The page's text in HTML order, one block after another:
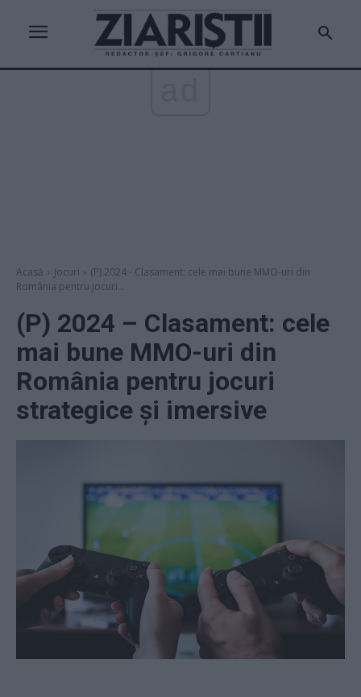
Acasă Jocuri
(P) 2024 - Clasament: cele mai bune MMO-uri din
România pentru jocuri...
(P) 2024 – Clasament: cele
mai bune MMO-uri din
România pentru jocuri
strategice și imersive